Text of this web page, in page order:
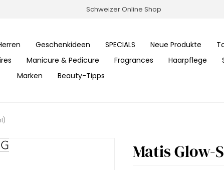
Schweizer Online Shop
Geschenkideen SPECIALS Neue Produkte
Manicure & Pedicure Fragrances Haarpflege
Marken
Beauty-Tipps
Matis Glow-